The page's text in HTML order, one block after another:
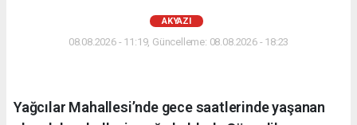
AKYAZI
08.08.2026 - 11:19, Güncelleme: 08.08.2026 - 18:23
Yağcılar Mahallesi’nde gece saatlerinde yaşanan